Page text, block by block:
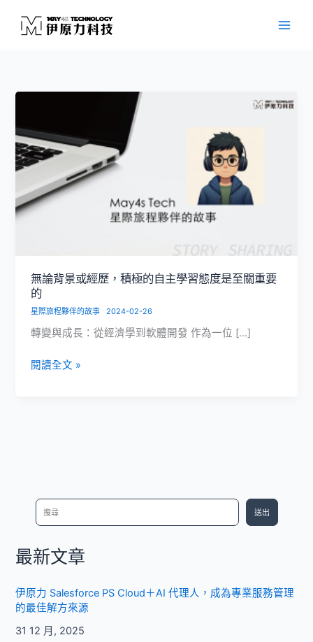
無論背景或經歷，積極的自主學習態度是至關重要
的
星際旅程夥伴的故事 2024-02-26
轉變與成長：從經濟學到軟體開發 作為一位 […]
無
極
主
學
態
度
是
閱讀全文 »
送出
最新文章
伊原力 Salesforce PS Cloud＋AI 代理人，成為專業服務管理
的最佳解方來源
31 12 月, 2025